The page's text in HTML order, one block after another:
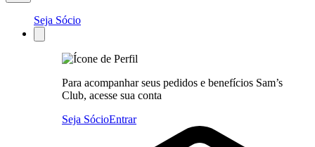
Seja Sócio
Para acompanhar seus pedidos e benefícios Sam’s
Club, acesse sua conta
Seja SócioEntrar